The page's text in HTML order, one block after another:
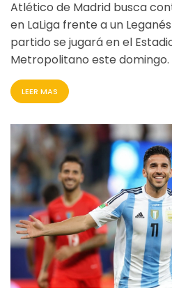
Atlético de Madrid busca
en LaLiga frente a un
partido se jugará en el
Metropolitano este domingo.
dirigidos por Diego Simeone,
distancias con Barcelona y
El juego será transmitido por
LEER MAS